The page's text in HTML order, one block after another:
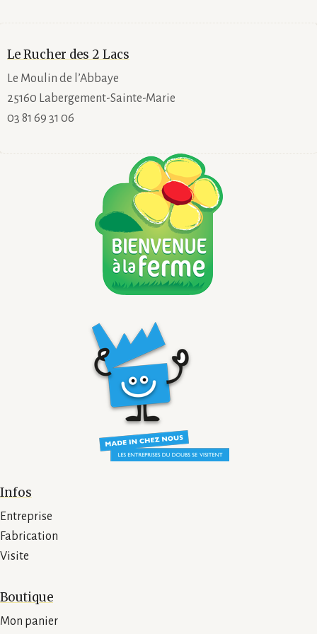
Le Rucher des 2 Lacs
Le Moulin de l’Abbaye
25160 Labergement-Sainte-Marie
03 81 69 31 06
Infos
Entreprise
Fabrication
Visite
Boutique
Mon panier